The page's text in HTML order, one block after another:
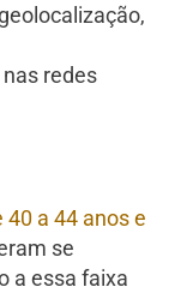
nas redes
40 a 44 anos e
se
a essa faixa